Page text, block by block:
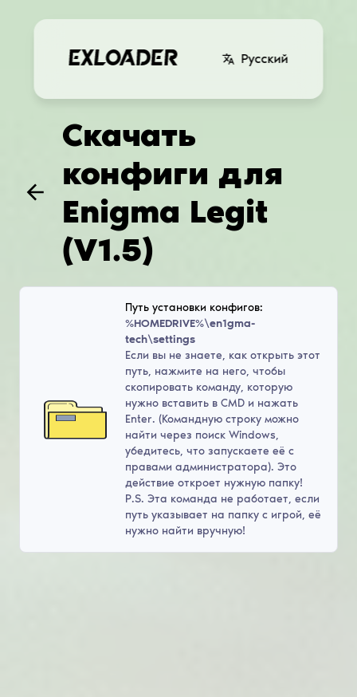
Русский
Скачать
конфиги для
Enigma Legit
(V1.5)
Путь установки конфигов:
%HOMEDRIVE%\en1gma-
tech\settings
Если вы не знаете, как открыть этот
путь, нажмите на него, чтобы
скопировать команду, которую
нужно вставить в CMD и нажать
Enter. (Командную строку можно
найти через поиск Windows,
убедитесь, что запускаете её с
правами администратора). Это
действие откроет нужную папку!
P.S. Эта команда не работает, если
путь указывает на папку с игрой, её
нужно найти вручную!